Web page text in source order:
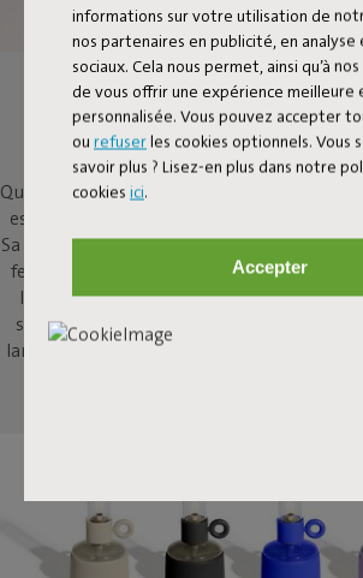
informations sur votre utilisation de
nos partenaires en publicité, en analyse
sociaux. Cela nous permet, ainsi qu’à
de vous offrir une expérience meilleure
personnalisée. Vous pouvez accepter
ou refuserles cookies optionnels. Vous
savoir plus ? Lisez-en plus dans notre
cookies ici.
Accepter
ALLUMER LE FEU
TABLE
Qui n'apprécie pas de se rassembler autour
est la cheminée au bioéthanol
Sa petite sœur, Flamtastique XS, apporte
feu de camp à l'intérieur, à votre table.
lorsque vous partagez un verre ou
simplement pour regarder ses flammes.
lampe à huile d'intérieur encouragera les